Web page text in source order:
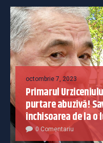
octombrie 7, 2023
Primarul
purtare abuzivă!
închisoarea de la o
0 Comentariu